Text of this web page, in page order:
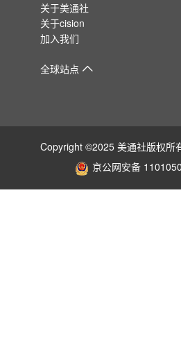
关于美通社
关于cision
加入我们
全球站点
Copyright ©2025 美通社版权所
京公网安备